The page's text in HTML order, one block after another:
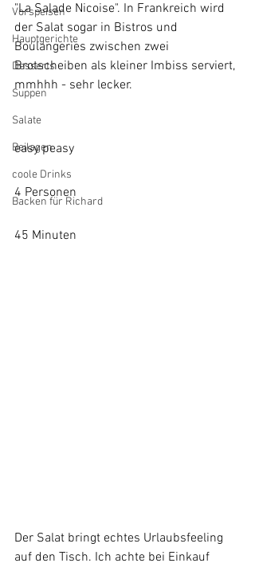
Vorspeisen
Hauptgerichte
Desserts
Suppen
Salate
Beilagen
coole Drinks
Backen für Richard
"La Salade Nicoise". In Frankreich wird
der Salat sogar in Bistros und
Boulangeries zwischen zwei
Brotscheiben als kleiner Imbiss serviert,
mmhhh - sehr lecker.
easy peasy
4 Personen
45 Minuten
Der Salat bringt echtes Urlaubsfeeling
auf den Tisch. Ich achte bei Einkauf